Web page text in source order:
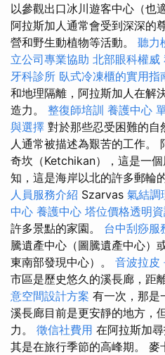
以參觀出口冰川遊客中心（也
阿拉斯加人通常會受到深深的
營和野生動植物等活動。 聽力
立公司專業協助 北部眼科權威
牙科診所 臥式冷凍櫃的實用指
和地理隔離，阿拉斯加人在解
造力。 整復師培訓 養護中心
與選擇 對於那些忍受困難的自
人通常被描述為艱苦的工作。
奇坎（Ketchikan），這是一
知，這是海岸以北的許多郵輪
人員服務介紹 Szarvas 氣結調
中心 養護中心 塔位價格透明
許多景點的家園。 台中刮痧服
騰遺產中心（圖騰遺產中心）
東南部發現中心）。 音波拉皮
市區是歷史悠久的溪長廊，距
意空間設計方案 有一次，那是
溪長廊目前是更安靜的地方，
力。 徵信社費用 在阿拉斯加
其是在旅行季節的高峰期。